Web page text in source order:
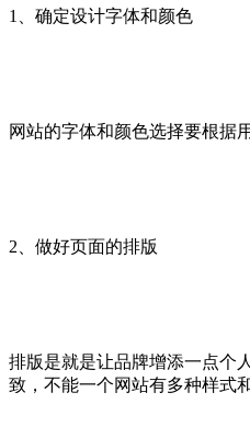
1、确定设计字体和颜色
网站的字体和颜色选择要根据
2、做好页面的排版
排版是就是让品牌增添一点个
致，不能一个网站有多种样式